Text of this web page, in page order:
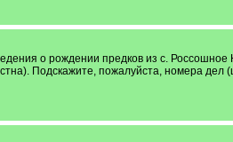
о рождении предков из с. Россошное
Подскажите, пожалуйста, номера